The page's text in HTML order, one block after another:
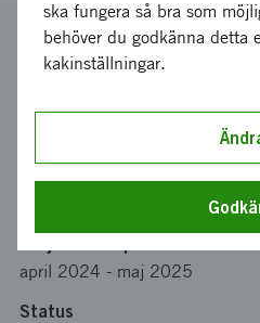
Diarienummer
2024-01032
Koordinator
Bidrag från Vinnova
april 2024 - maj 2025
Status
ska fungera så bra som
behöver du godkänna detta
kakinställningar.